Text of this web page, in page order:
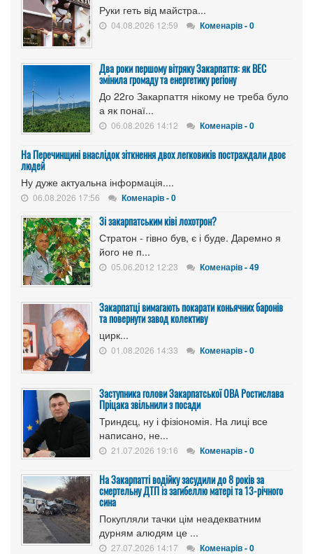
Руки геть від майстра...
04.08.2026 12:59 Коменарів - 0
Два роки першому вітряку Закарпаття: як ВЕС
змінила громаду та енергетику регіону
До 22го Закарпаття нікому не треба було
а як понаї...
06.08.2026 14:12 Коменарів - 0
На Перечинщині внаслідок зіткнення двох легковиків постраждали двоє
людей
Ну дуже актуальна інформація....
06.08.2026 17:56 Коменарів - 0
Зі закарпатським ківі лохотрон?
Стратон - гівно був, є і буде. Даремно я
його не п...
05.06.2012 12:23 Коменарів - 49
Закарпатці вимагають покарати коньячних баронів
та повернути завод колективу
цирк...
01.08.2026 14:33 Коменарів - 0
Заступника голови Закарпатської ОВА Ростислава
Пріцака звільнили з посади
Триндєц, ну і фізіономія. На лиці все
написано, не...
21.07.2026 19:16 Коменарів - 0
На Закарпатті водійку засудили до 8 років за
смертельну ДТП із загибеллю матері та 13-річного
сина
Покупляли тачки цім неадекватним
дурням алюдям це ...
27.07.2026 14:17 Коменарів - 0